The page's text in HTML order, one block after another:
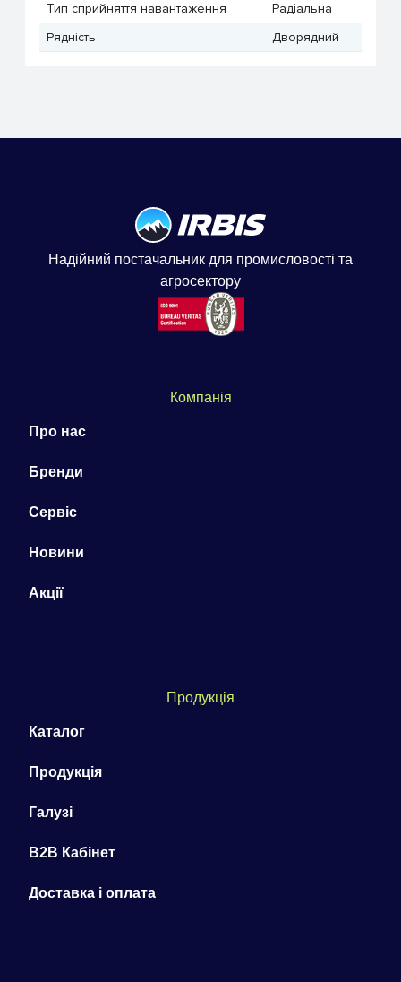
Тип сприйняття навантаження
Радіальна
Рядність
Дворядний
Надійний постачальник для промисловості та
агросектору
Компанія
Про нас
Бренди
Сервіс
Новини
Акції
Продукція
Каталог
Продукція
Галузі
B2B Кабінет
Доставка і оплата